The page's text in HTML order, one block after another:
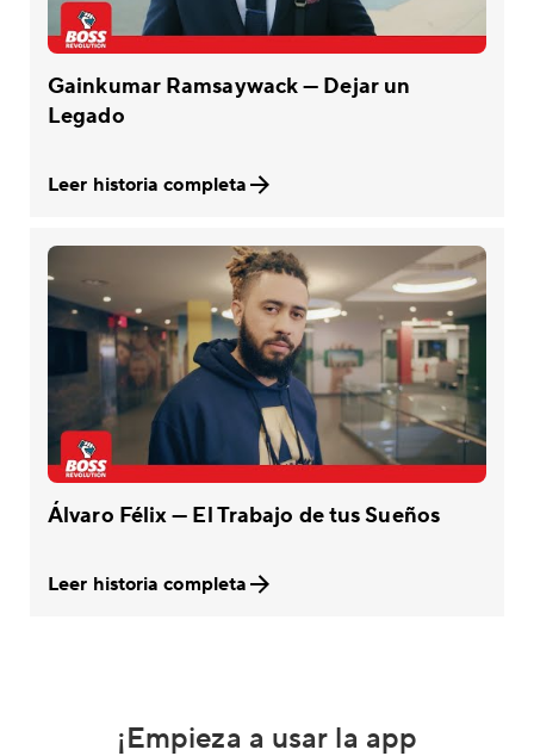
Gainkumar Ramsaywack — Dejar un
Legado
Leer historia completa
Álvaro Félix — El Trabajo de tus Sueños
Leer historia completa
¡Empieza a usar la app